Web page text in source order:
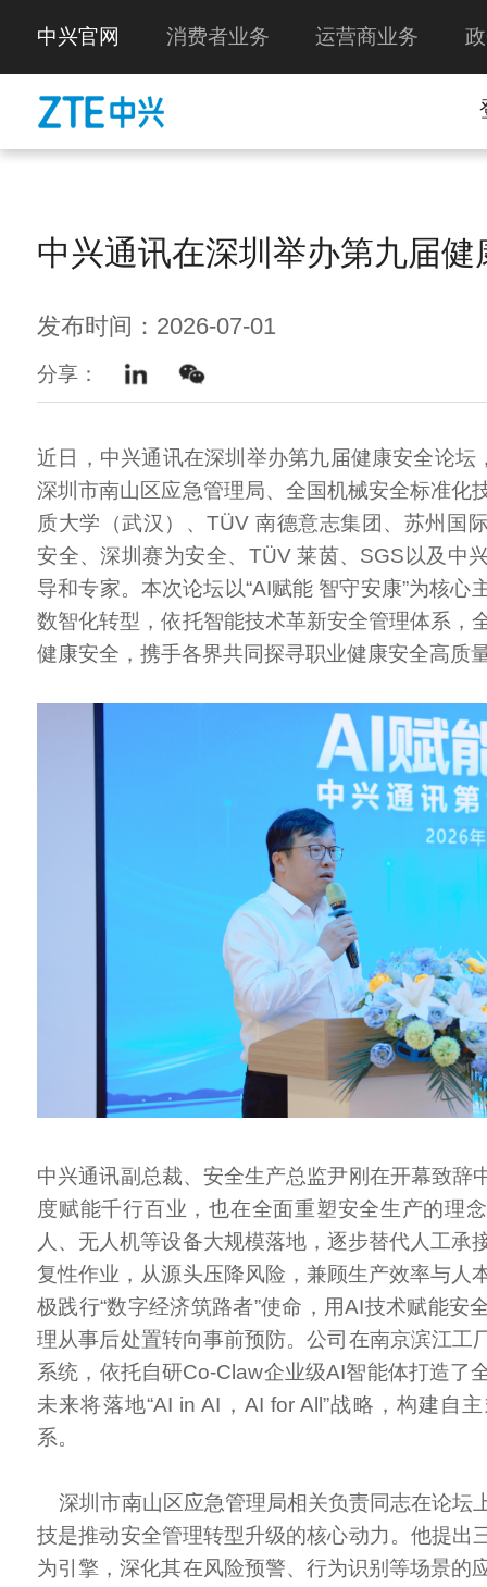
中兴官网 消费者业务 运营商业务
中兴通讯在深圳举办第九届健
发布时间：2026-07-01
分享：
近日，中兴通讯在深圳举办第九届健康安全论坛
深圳市南山区应急管理局、全国机械安全标准化
质大学（武汉）、TÜV 南德意志集团、苏州国
安全、深圳赛为安全、TÜV 莱茵、SGS以及中
导和专家。本次论坛以“AI赋能 智守安康”为核心
数智化转型，依托智能技术革新安全管理体系，
健康安全，携手各界共同探寻职业健康安全高质
中兴通讯副总裁、安全生产总监尹刚在开幕致辞
度赋能千行百业，也在全面重塑安全生产的理
人、无人机等设备大规模落地，逐步替代人工承
复性作业，从源头压降风险，兼顾生产效率与人
极践行“数字经济筑路者”使命，用AI技术赋能安
理从事后处置转向事前预防。公司在南京滨江工
系统，依托自研Co-Claw企业级AI智能体打造了
未来将落地“AI in AI，AI for All”战略，构建自
系。
深圳市南山区应急管理局相关负责同志在论坛
技是推动安全管理转型升级的核心动力。他提出
为引擎，深化其在风险预警、行为识别等场景的